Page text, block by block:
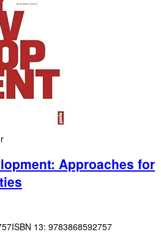
Approaches for
ISBN 13: 9783868592757